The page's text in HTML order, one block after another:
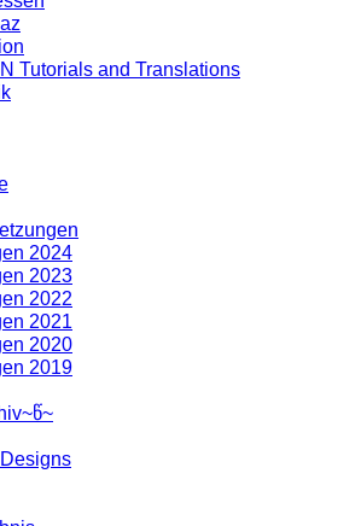
Tutorials and Translations
2024
2023
2022
2021
2020
2019